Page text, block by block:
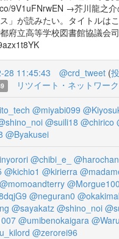
9V1uFNrwEN →芥川龍之介
」が読みたい。タイトルは
府立高等学校図書館協議会司
28 11:45:43 @crd_tweet (
リツイート・ネットワー
@miyabi099
@suili18 @chirico
@Byakusei
@chibi_e_
@kichio1 @kirierra
@momoandterry
@neguran0
@sayakatz @shino_noi
@umibenokaigara
@zerorei96